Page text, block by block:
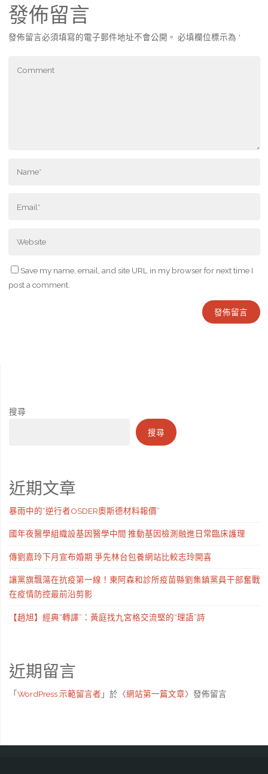
發佈留言
發佈留言必須填寫的電子郵件地址不會公開。 必填欄位標示為 *
Save my name, email, and site URL in my browser for next time I
post a comment.
搜尋
搜尋
近期文章
暴雨中的“逆行者OSDER奧斯德材料報價”
國年夜醫學組織設基因醫學中間 推動基因檢測融進日常臨床護理
傳劉嘉玲下月宣布婚期 爭先林台包養網站比較志玲開喜
讓黨旗飄蕩在抗疫第一線！東阿森和診所疫苗縣劉集鎮黨員干部奮戰
在疫情防控最前沿剪影
【趙旭】經典“轉譯”：黃庭找九宮格交流堅的“理語”詩
近期留言
「 WordPress 示範留言者 」於〈網站第一篇文章〉發佈留言